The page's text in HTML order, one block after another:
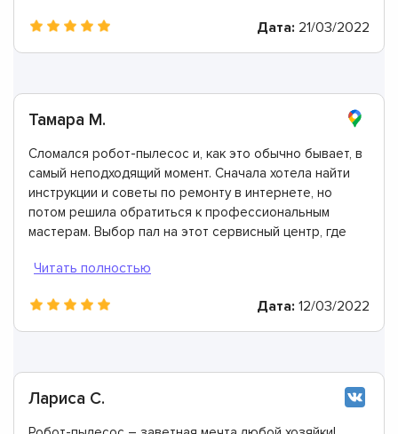
Дата: 21/03/2022
Тамара М.
Сломался робот-пылесос и, как это обычно бывает, в
самый неподходящий момент. Сначала хотела найти
инструкции и советы по ремонту в интернете, но
потом решила обратиться к профессиональным
мастерам. Выбор пал на этот сервисный центр, где
Дата: 12/03/2022
Лариса С.